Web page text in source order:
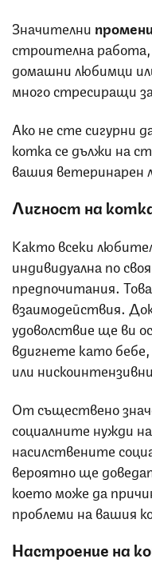
Значителни
строителна работа,
домашни любимци
много стресиращи
Ако не сте сигурни
котка се дължи на
вашия ветеринарен
Личност на
Както всеки
индивидуална по
предпочитания.
взаимодействия.
удоволствие ще ви
вдигнете като
или
От съществено
социалните нужди
насилствените
вероятно ще
което може да
проблеми на вашия
Настроение на